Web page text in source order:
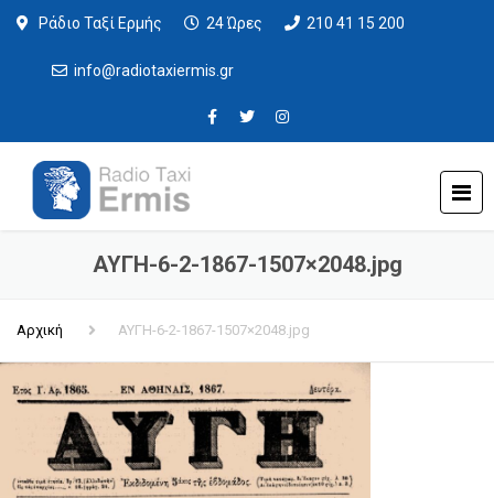
Ράδιο Ταξί Ερμής 24 Ώρες 210 41 15 200
info@radiotaxiermis.gr
ΑΥΓΗ-6-2-1867-1507×2048.jpg
Αρχική ΑΥΓΗ-6-2-1867-1507×2048.jpg